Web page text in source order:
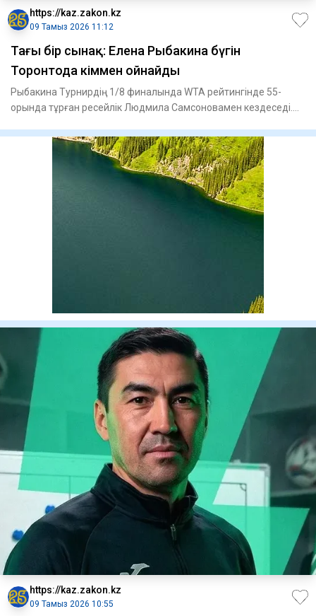
https://kaz.zakon.kz
09 Тамыз 2026 11:12
Тағы бір сынақ: Елена Рыбакина бүгін
Торонтода кіммен ойнайды
Рыбакина Турнирдің 1/8 финалында WTA рейтингінде 55-
орында тұрған ресейлік Людмила Самсоновамен кездеседі.
https://kaz.zakon.kz
09 Тамыз 2026 10:55